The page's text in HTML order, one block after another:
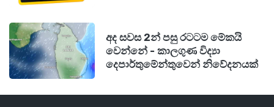
අද සවස 2න් පසු රටටම මේකයි
වෙන්නේ - කාලගුණ විද්‍යා
දෙපාර්තුමේන්තුවෙන් නිවේදනයක්